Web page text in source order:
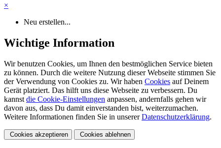
×
Neu erstellen...
Wichtige Information
Wir benutzen Cookies, um Ihnen den bestmöglichen Service bieten
zu können. Durch die weitere Nutzung dieser Webseite stimmen Sie
der Verwendung von Cookies zu. Wir haben Cookies auf Deinem
Gerät platziert. Das hilft uns diese Webseite zu verbessern. Du
kannst die Cookie-Einstellungen anpassen, andernfalls gehen wir
davon aus, dass Du damit einverstanden bist, weiterzumachen.
Weitere Informationen finden Sie in unsererDatenschutzerklärung.
Cookies akzeptieren Cookies ablehnen